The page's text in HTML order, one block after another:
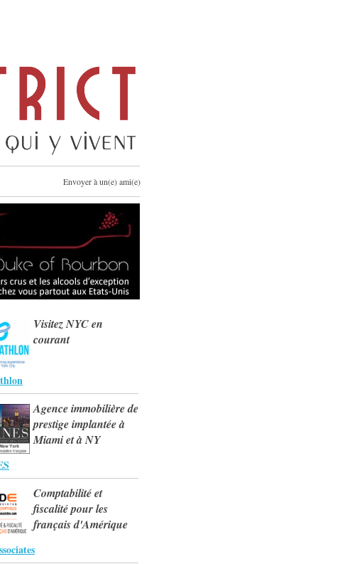
Envoyer à un(e) ami(e)
Visitez NYC en
courant
Agence immobilière de
prestige implantée à
Miami et à NY
Comptabilité et
fiscalité pour les
français d'Amérique